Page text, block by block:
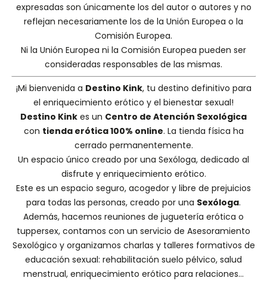
expresadas son únicamente los del autor o autores y no
reflejan necesariamente los de la Unión Europea o la
Comisión Europea.
Ni la Unión Europea ni la Comisión Europea pueden ser
consideradas responsables de las mismas.
¡Mi bienvenida a Destino Kink, tu destino definitivo para
el enriquecimiento erótico y el bienestar sexual!
Destino Kink es un Centro de Atención Sexológica
con tienda erótica 100% online. La tienda física ha
cerrado permanentemente.
Un espacio único creado por una Sexóloga, dedicado al
disfrute y enriquecimiento erótico.
Este es un espacio seguro, acogedor y libre de prejuicios
para todas las personas, creado por una Sexóloga.
Además, hacemos reuniones de juguetería erótica o
tuppersex, contamos con un servicio de Asesoramiento
Sexológico y organizamos charlas y talleres formativos de
educación sexual: rehabilitación suelo pélvico, salud
menstrual, enriquecimiento erótico para relaciones...